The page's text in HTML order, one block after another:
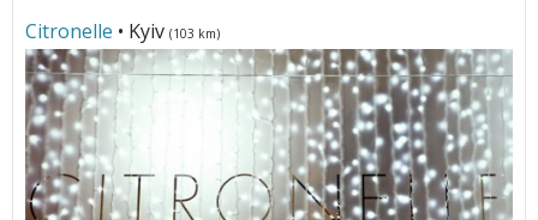
Citronelle • Kyiv (103 km)